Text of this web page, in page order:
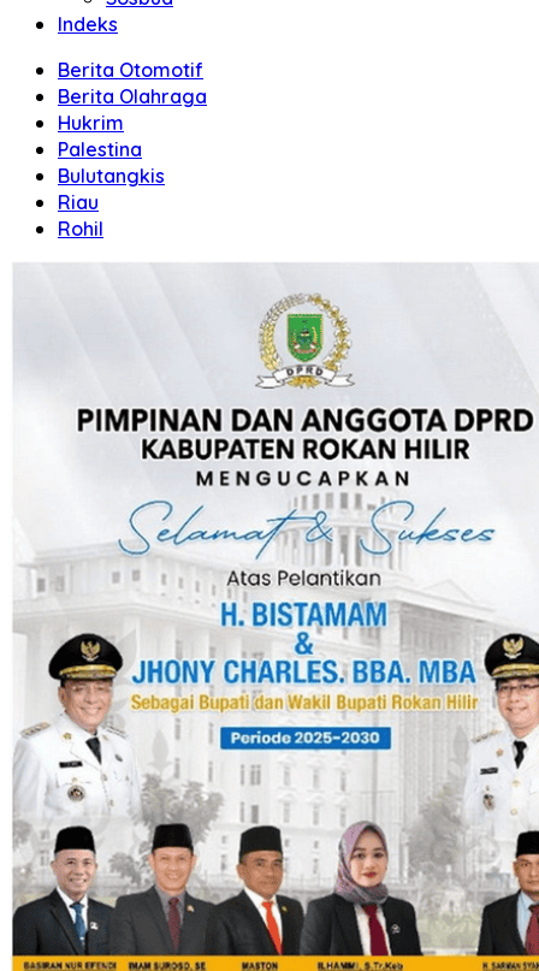
Indeks
Berita Otomotif
Berita Olahraga
Hukrim
Palestina
Bulutangkis
Riau
Rohil